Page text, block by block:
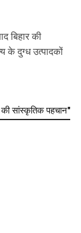
बिहार की
के दुग्ध उत्पादकों
सांस्कृतिक पहचान"